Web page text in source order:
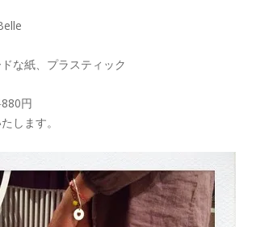
な紙、プラスティック
円
します。